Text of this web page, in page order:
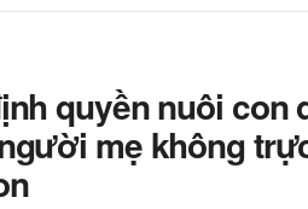
quyền nuôi con
mẹ không